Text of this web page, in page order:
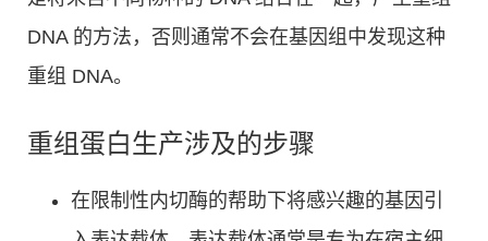
DNA 的方法，否则通常不会在基因组中发现这种
重组 DNA。
重组蛋白生产涉及的步骤
在限制性内切酶的帮助下将感兴趣的基因引